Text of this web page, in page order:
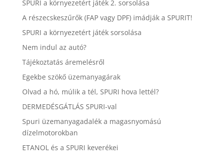
SPURI a környezetért játék 2. sorsolása
A részecskeszűrők (FAP vagy DPF) imádják a SPURIT!
SPURI a környezetért játék sorsolása
Nem indul az autó?
Tájékoztatás áremelésről
Egekbe szökő üzemanyagárak
Olvad a hó, múlik a tél, SPURI hova lettél?
DERMEDÉSGÁTLÁS SPURI-val
Spuri üzemanyagadalék a magasnyomású
dízelmotorokban
ETANOL és a SPURI keverékei